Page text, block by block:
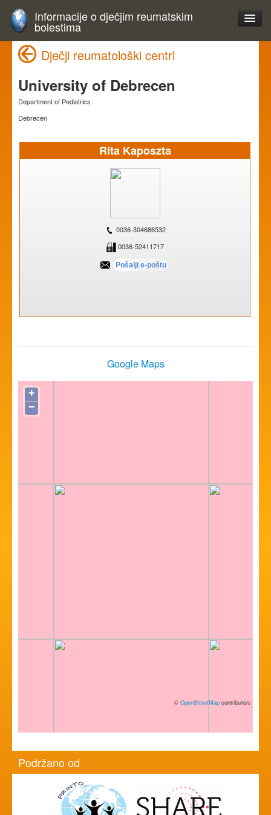
Informacije o dječjim reumatskim
bolestima
Dječji reumatološki centri
University of Debrecen
Department of Pediatrics
Debrecen
Rita Kaposzta
0036-304686532
0036-52411717
Google Maps
+
−
© OpenStreetMap contributors
Podržano od